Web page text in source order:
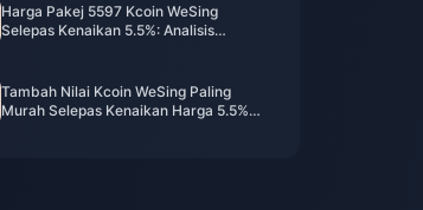
Harga Pakej 5597 Kcoin WeSing
Selepas Kenaikan 5.5%: Analisis
Tambah Nilai Kcoin WeSing Paling
Murah Selepas Kenaikan Harga 5.5%